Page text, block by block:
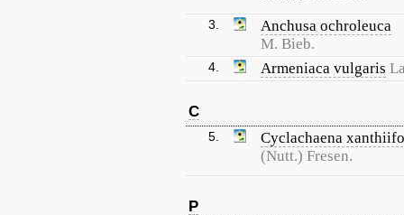
3.
Anchusa ochroleuca
M. Bieb.
4. Armeniaca vulgaris
C
5.
Cyclachaena
(Nutt.) Fresen.
P